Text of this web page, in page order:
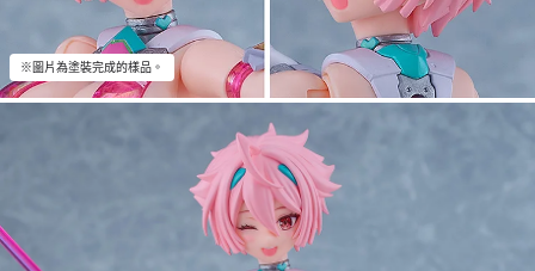
※圖片為塗裝完成的樣品。